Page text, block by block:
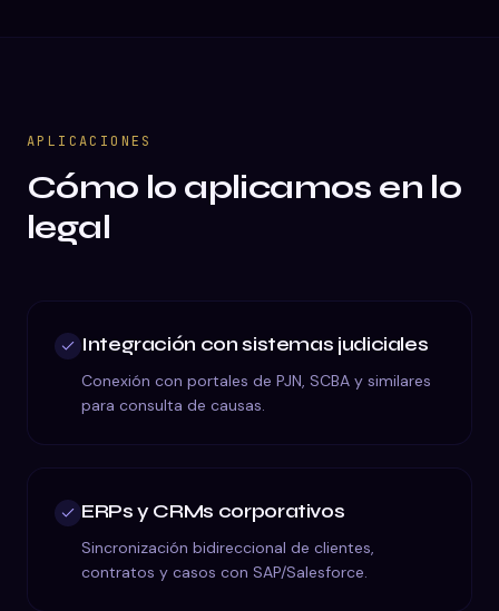
APLICACIONES
Cómo lo aplicamos en lo
legal
Integración con sistemas judiciales
Conexión con portales de PJN, SCBA y similares
para consulta de causas.
ERPs y CRMs corporativos
Sincronización bidireccional de clientes,
contratos y casos con SAP/Salesforce.